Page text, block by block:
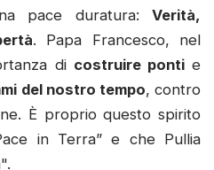
pace duratura: Verità,
. Papa Francesco, nel
di costruire pontie
del nostro tempo, contro
È proprio questo spirito
in Terra” e che Pullia